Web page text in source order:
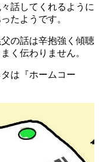
話してくれるように
たようです。
の話は辛抱強く傾聴
く伝わりません。
は『ホームコー